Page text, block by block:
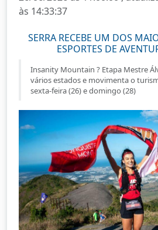
às 14:33:37
SERRA RECEBE UM DOS
ESPORTES DE
Insanity Mountain ? Etapa Mestre
vários estados e movimenta o
sexta-feira (26) e domingo (28)